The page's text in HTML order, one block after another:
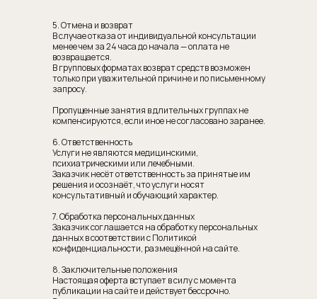
5. Отмена и возврат
В случае отказа от индивидуальной консультации
менее чем за 24 часа до начала — оплата не
возвращается.
В групповых форматах возврат средств возможен
только при уважительной причине и по письменному
запросу.
Пропущенные занятия в длительных группах не
компенсируются, если иное не согласовано заранее.
6. Ответственность
Услуги не являются медицинскими,
психиатрическими или лечебными.
Заказчик несёт ответственность за принятые им
решения и осознаёт, что услуги носят
консультативный и обучающий характер.
7. Обработка персональных данных
Заказчик соглашается на обработку персональных
данных в соответствии с Политикой
конфиденциальности, размещённой на сайте.
8. Заключительные положения
Настоящая оферта вступает в силу с момента
публикации на сайте и действует бессрочно.